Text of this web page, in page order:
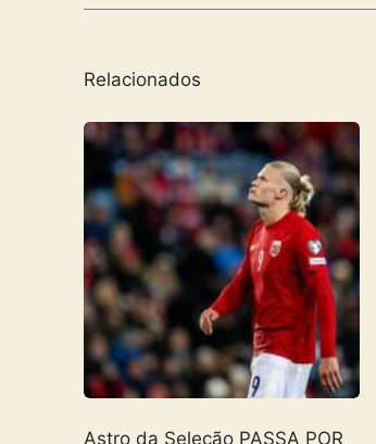
Relacionados
Astro da Seleção PASSA POR